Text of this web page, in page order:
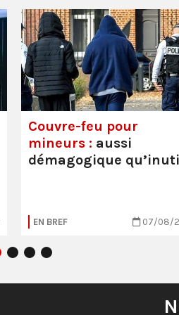
Couvre-feu pour
mineurs : aussi
démagogique
EN BREF 07/08/